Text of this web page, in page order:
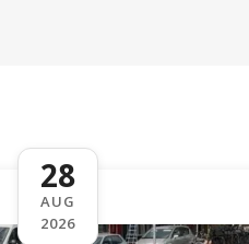
28
AUG
2026